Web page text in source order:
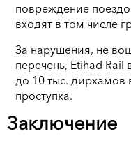
повреждение
входят в том числе
За нарушения, не
перечень, Etihad Rail
до 10 тыс. дирхамов
проступка.
Заключение